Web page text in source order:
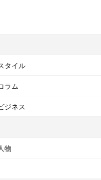
タイル
ラム
ジネス
物